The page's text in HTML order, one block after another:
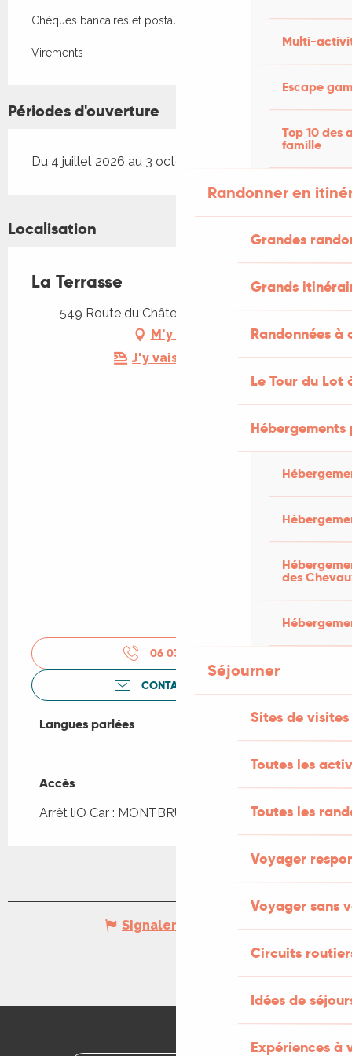
Multi-
Escape
Top 10 des
famille
Randonner en
Grandes
Grands
Randonnées
Le Tour du Lot
des
Séjourner
Sites de visites
Toutes les
Toutes les
Voyager
Voyager sans
Circuits
Idées de
Expériences à
Chèques bancaires et postaux
Virements
Périodes d'ouverture
Du 4 juillet 2026 au 3 octobre 2026
Localisation
La Terrasse
549 Route du Château, 46160 Montbrun
M'y rendre
J'y vais en train !
06 03 16 37
CONTACTEZ-NOUS
Langues parlées
Langues parlées
Accès
Accès
Arrêt liO Car : MONTBRUN - Bourg à 146m
Signaler une erreur